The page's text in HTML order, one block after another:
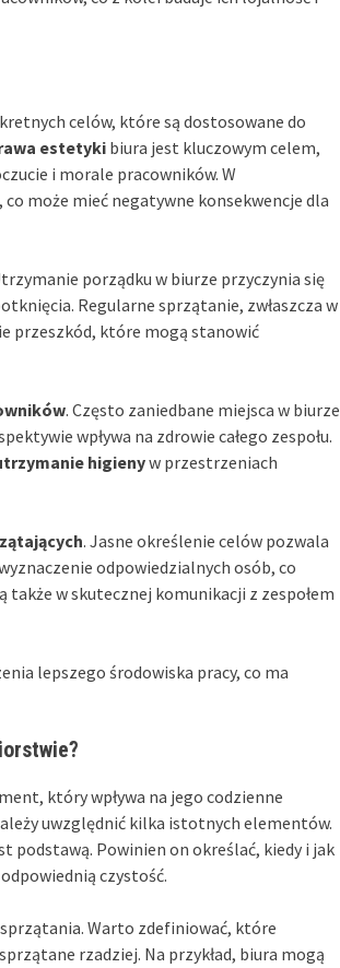
celów, które są dostosowane do
estetykibiura jest kluczowym celem,
i morale pracowników. W
może mieć negatywne konsekwencje dla
porządku w biurze przyczynia się
Regularne sprzątanie, zwłaszcza w
przeszkód, które mogą stanowić
. Często zaniedbane miejsca w biurze
wpływa na zdrowie całego zespołu.
higienyw przestrzeniach
. Jasne określenie celów pozwala
odpowiedzialnych osób, co
także w skutecznej komunikacji z zespołem
lepszego środowiska pracy, co ma
który wpływa na jego codzienne
uwzględnić kilka istotnych elementów.
podstawą. Powinien on określać, kiedy i jak
czystość.
Warto zdefiniować, które
rzadziej. Na przykład, biura mogą